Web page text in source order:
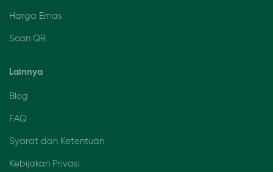
Harga Emas
Scan QR
Lainnya
Blog
FAQ
Syarat dan Ketentuan
Kebijakan Privasi